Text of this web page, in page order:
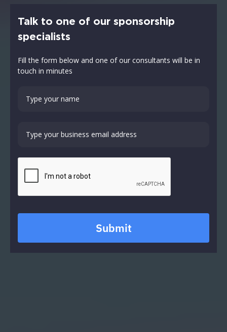
Talk to one of our sponsorship
specialists
Fill the form below and one of our consultants will be in
touch in minutes
Submit